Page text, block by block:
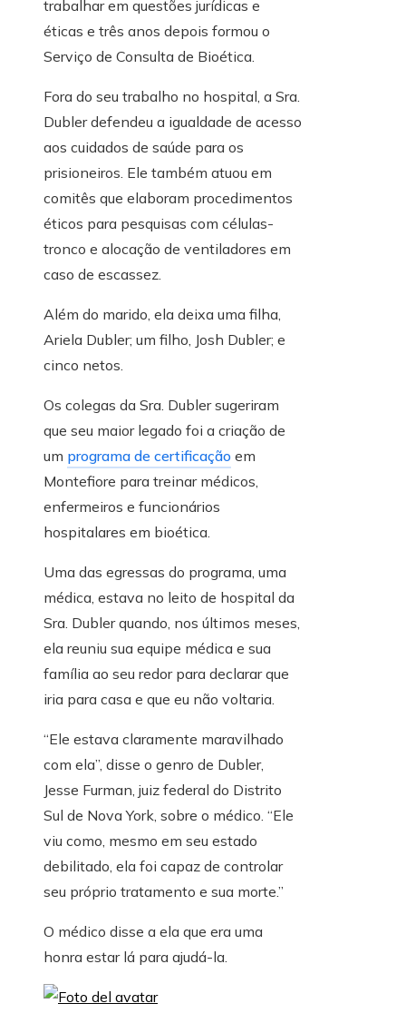
trabalhar em questões jurídicas e
éticas e três anos depois formou o
Serviço de Consulta de Bioética.
Fora do seu trabalho no hospital, a Sra.
Dubler defendeu a igualdade de acesso
aos cuidados de saúde para os
prisioneiros. Ele também atuou em
comitês que elaboram procedimentos
éticos para pesquisas com células-
tronco e alocação de ventiladores em
caso de escassez.
Além do marido, ela deixa uma filha,
Ariela Dubler; um filho, Josh Dubler; e
cinco netos.
Os colegas da Sra. Dubler sugeriram
que seu maior legado foi a criação de
um programa de certificação em
Montefiore para treinar médicos,
enfermeiros e funcionários
hospitalares em bioética.
Uma das egressas do programa, uma
médica, estava no leito de hospital da
Sra. Dubler quando, nos últimos meses,
ela reuniu sua equipe médica e sua
família ao seu redor para declarar que
iria para casa e que eu não voltaria.
“Ele estava claramente maravilhado
com ela”, disse o genro de Dubler,
Jesse Furman, juiz federal do Distrito
Sul de Nova York, sobre o médico. “Ele
viu como, mesmo em seu estado
debilitado, ela foi capaz de controlar
seu próprio tratamento e sua morte.”
O médico disse a ela que era uma
honra estar lá para ajudá-la.